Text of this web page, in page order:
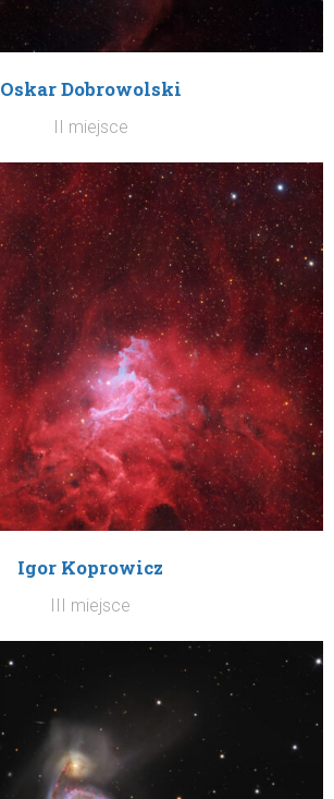
Oskar Dobrowolski
II miejsce
Igor Koprowicz
III miejsce